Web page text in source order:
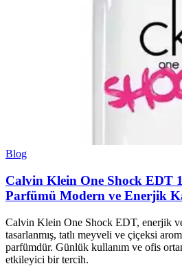
Blog
Calvin Klein One Shock EDT
Parfümü Modern ve Enerjik
Calvin Klein One Shock EDT, enerjik
tasarlanmış, tatlı meyveli ve çiçeksi
parfümdür. Günlük kullanım ve ofis
etkileyici bir tercih.